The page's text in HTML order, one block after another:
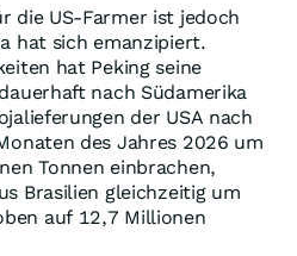
die US-Farmer ist jedoch
hat sich emanzipiert.
hat Peking seine
nach Südamerika
der USA nach
des Jahres 2026 um
Tonnen einbrachen,
Brasilien gleichzeitig um
auf 12,7 Millionen